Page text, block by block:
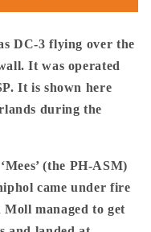
DC-3 flying over the
It was operated
It is shown here
during the
(the PH-ASM)
came under fire
managed to get